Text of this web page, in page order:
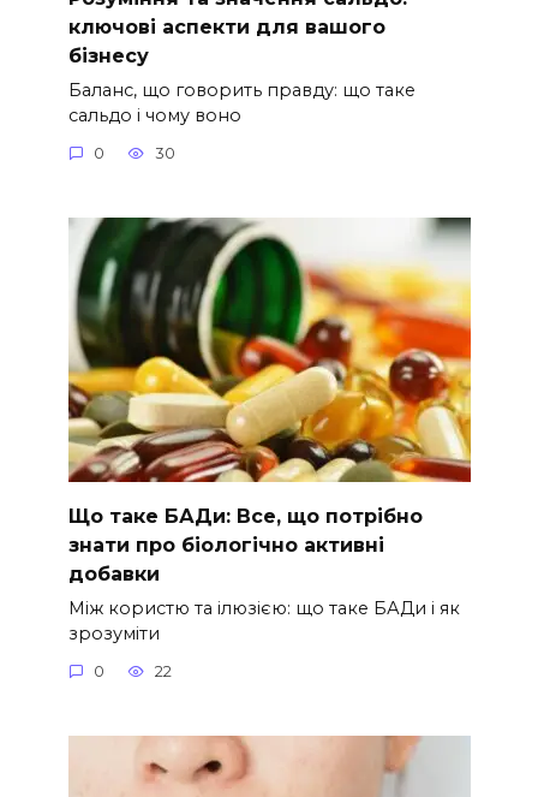
ключові аспекти для вашого
бізнесу
Баланс, що говорить правду: що таке
сальдо і чому воно
0 30
Що таке БАДи: Все, що потрібно
знати про біологічно активні
добавки
Між користю та ілюзією: що таке БАДи і як
зрозуміти
0 22